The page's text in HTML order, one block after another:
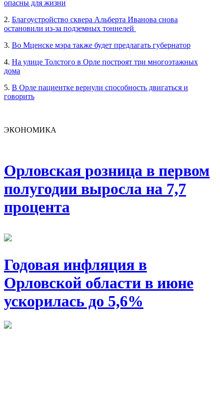
опасны для жизни
2. Благоустройство сквера Альберта Иванова снова
остановили из-за подземных тоннелей
3. Во Мценске мэра также будет предлагать губернатор
4. На улице Толстого в Орле построят три многоэтажных
дома
5. В Орле пациентке вернули способность двигаться и
говорить
ЭКОНОМИКА
Орловская розница в первом
полугодии выросла на 7,7
процента
Годовая инфляция в
Орловской области в июне
ускорилась до 5,6%